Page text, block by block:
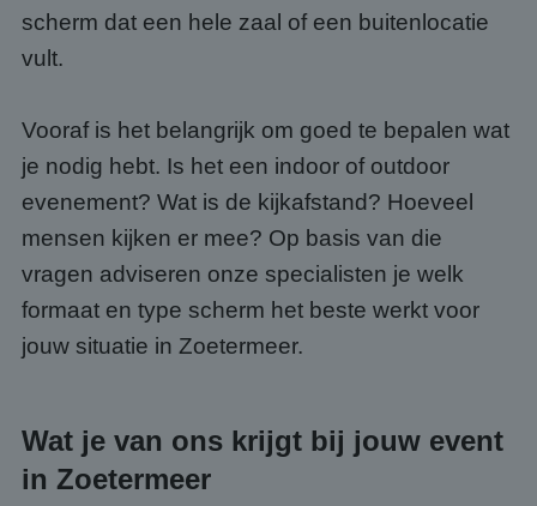
scherm dat een hele zaal of een buitenlocatie
vult.
Vooraf is het belangrijk om goed te bepalen wat
je nodig hebt. Is het een indoor of outdoor
evenement? Wat is de kijkafstand? Hoeveel
mensen kijken er mee? Op basis van die
vragen adviseren onze specialisten je welk
formaat en type scherm het beste werkt voor
jouw situatie in Zoetermeer.
Wat je van ons krijgt bij jouw event
in Zoetermeer